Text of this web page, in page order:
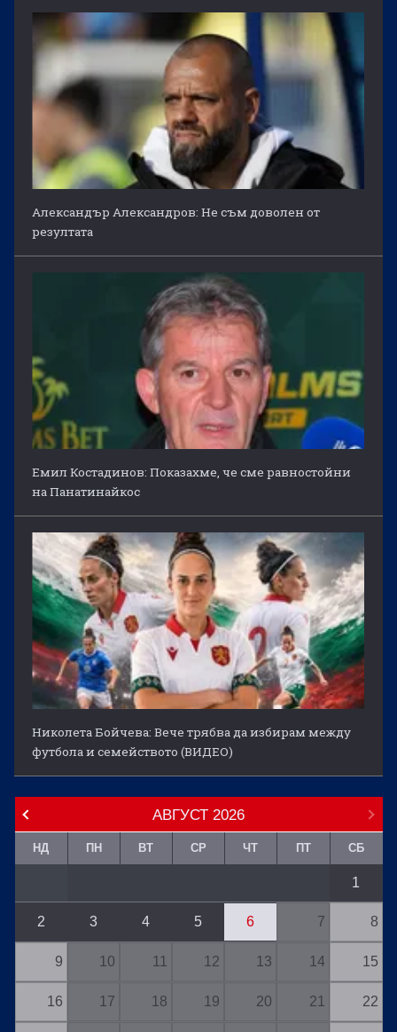
Александър Александров: Не съм доволен от
резултата
Емил Костадинов: Показахме, че сме равностойни
на Панатинайкос
Николета Бойчева: Вече трябва да избирам между
футбола и семейството (ВИДЕО)
АВГУСТ 2026
НД ПН ВТ СР ЧТ ПТ СБ
1
2 3 4 5 6 7 8
9 10 11 12 13 14 15
16 17 18 19 20 21 22